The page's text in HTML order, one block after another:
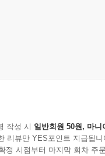
작성 시 일반회원 50원, 마니
리뷰만 YES포인트 지급됩니
정 시점부터 마지막 회차 주